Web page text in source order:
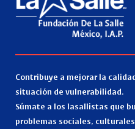
Contribuye a mejorar la
situación de vulnerabilidad.
Súmate a los lasallistas que
problemas sociales,